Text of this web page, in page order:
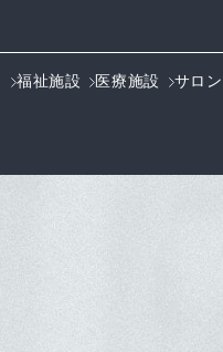
福祉施設 医療施設 サロン